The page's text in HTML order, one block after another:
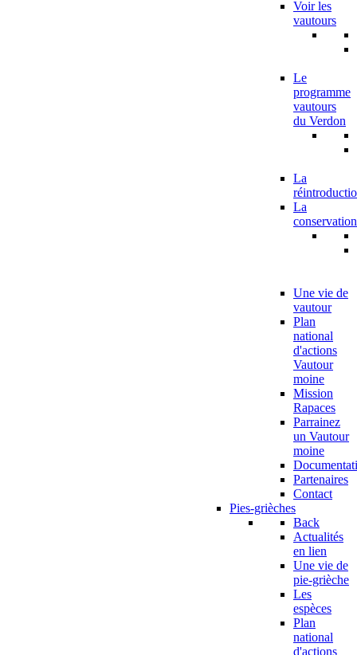
Voir les
vautours
Le
programme
vautours
du Verdon
La
La
conservation
Une vie de
vautour
Plan
national
d'actions
Vautour
moine
Mission
Rapaces
Parrainez
un Vautour
moine
Partenaires
Contact
Pies-grièches
Back
Actualités
en lien
Une vie de
pie-grièche
Les
espèces
Plan
national
d'actions